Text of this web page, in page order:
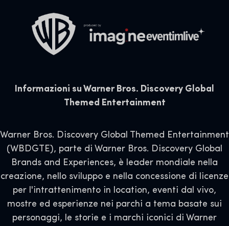
Informazioni su Warner Bros. Discovery Global
Themed Entertainment
Warner Bros. Discovery Global Themed Entertainment
(WBDGTE), parte di Warner Bros. Discovery Global
Brands and Experiences, è leader mondiale nella
creazione, nello sviluppo e nella concessione di licenze
per l'intrattenimento in location, eventi dal vivo,
mostre ed esperienze nei parchi a tema basate sui
personaggi, le storie e i marchi iconici di Warner